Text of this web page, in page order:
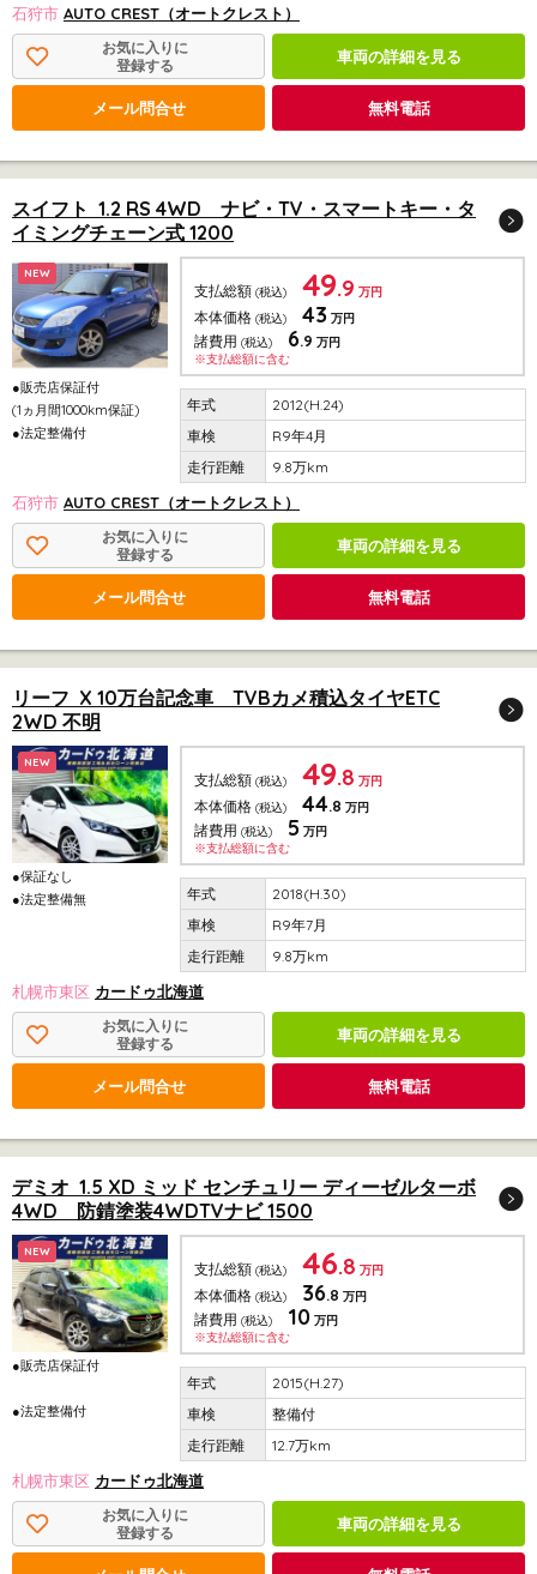
石狩市 AUTO CREST（オートクレスト）
お気に入りに
登録する
車両の詳細を見る
メール問合せ 無料電話
スイフト 1.2 RS 4WD ナビ・TV・スマートキー・タ
イミングチェーン式 1200
NEW
●販売店保証付
(1ヵ月間1000km保証)
●法定整備付
支払総額 (税込) 49.9 万円
本体価格 (税込) 43 万円
諸費用 (税込) 6.9 万円
※支払総額に含む
2012(H.24)
R9年4月
9.8万km
石狩市 AUTO CREST（オートクレスト）
お気に入りに
登録する
車両の詳細を見る
メール問合せ 無料電話
リーフ X 10万台記念車 TVBカメ積込タイヤETC
2WD 不明
NEW
●保証なし
●法定整備無
支払総額 (税込) 49.8 万円
本体価格 (税込) 44.8 万円
諸費用 (税込) 5 万円
※支払総額に含む
2018(H.30)
R9年7月
9.8万km
札幌市東区 カードゥ北海道
お気に入りに
登録する
車両の詳細を見る
メール問合せ 無料電話
デミオ 1.5 XD ミッド センチュリー ディーゼルターボ
4WD 防錆塗装4WDTVナビ 1500
NEW
●販売店保証付
●法定整備付
支払総額 (税込) 46.8 万円
本体価格 (税込) 36.8 万円
諸費用 (税込) 10 万円
※支払総額に含む
2015(H.27)
整備付
12.7万km
札幌市東区 カードゥ北海道
お気に入りに
登録する
車両の詳細を見る